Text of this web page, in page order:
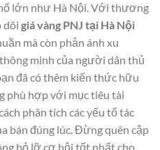
lớn như Hà Nội. Với thương
dõi giá vàng PNJ tại Hà Nội
mà còn phản ánh xu
minh của người dân thủ
đã có thêm kiến thức hữu
phù hợp với mục tiêu tài
phân tích các yếu tố tác
bán đúng lúc. Đừng quên cập
bỏ lỡ cơ hội tốt nhất cho